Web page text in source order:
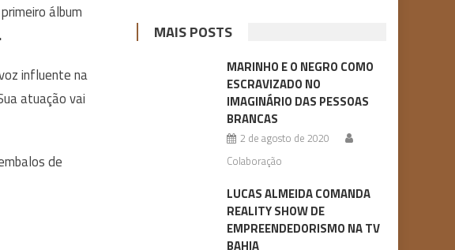
álbum
influente na
atuação vai
de
MAIS POSTS
MARINHO E O NEGRO COMO
ESCRAVIZADO NO
IMAGINÁRIO DAS PESSOAS
BRANCAS
2 de agosto de 2020
Colaboração
LUCAS ALMEIDA COMANDA
REALITY SHOW DE
EMPREENDEDORISMO NA TV
BAHIA